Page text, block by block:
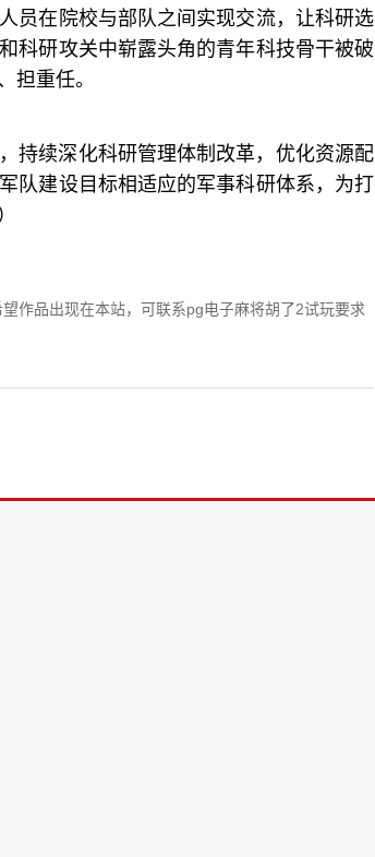
员在院校与部队之间实现交流，让科研选
科研攻关中崭露头角的青年科技骨干被破
担重任。
持续深化科研管理体制改革，优化资源配
队建设目标相适应的军事科研体系，为打
作品出现在本站，可联系pg电子麻将胡了2试玩要求